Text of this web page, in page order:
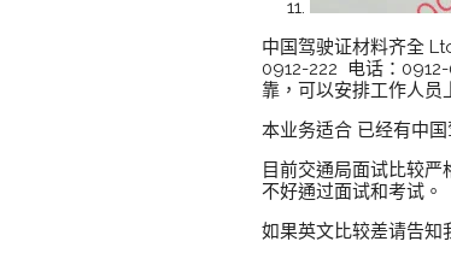
中国驾驶证材料齐全
0912-222 电话：
靠，可以安排工作人员
本业务适合 已经有中
目前交通局面试比较
不好通过面试和考试。
如果英文比较差请告知